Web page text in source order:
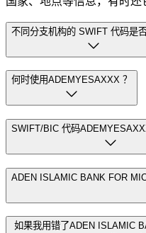
不同分支机构的 SWIFT 代码是否
何时使用ADEMYESAXXX ？
SWIFT/BIC 代码
ADEN ISLAMIC BANK FOR
如果我用错了ADEN ISLAMIC